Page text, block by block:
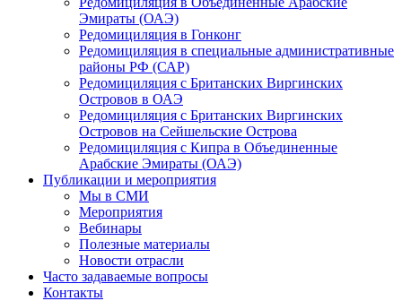
Эмираты (ОАЭ)
Редомициляция в Гонконг
Редомициляция в специальные административные
районы РФ (САР)
Редомициляция с Британских Виргинских
Островов в ОАЭ
Редомициляция с Британских Виргинских
Островов на Сейшельские Острова
Редомициляция с Кипра в Объединенные
Арабские Эмираты (ОАЭ)
Публикации и мероприятия
Мы в СМИ
Мероприятия
Вебинары
Полезные материалы
Новости отрасли
Часто задаваемые вопросы
Контакты